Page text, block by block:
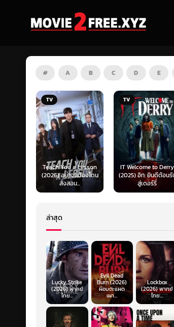
# A B C D E
TV
IT Welcome to Derry
(2025) อิท: ยินดีต้อนรับ
สู่เดอร์รี่
HD
Beyond Sasquatch
(2026) พากย์ไทย 1X
ล่าสุด
Lucky Strike
(2026) พากย์
ไทย...
Evil Dead
Burn (2026)
ผีอมตะแผด
เผา...
Lockbox
(2026) พากย์
ไทย...